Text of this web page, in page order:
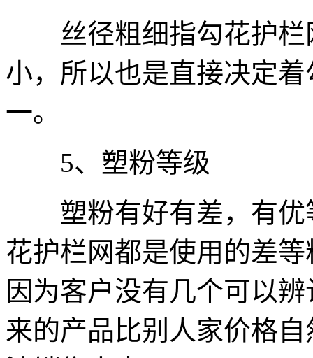
丝径粗细指勾花护栏
小，所以也是直接决定
一。
5、塑粉等级
塑粉有好有差，有优
花护栏网都是使用的差
因为客户没有几个可以
来的产品比别人家价格